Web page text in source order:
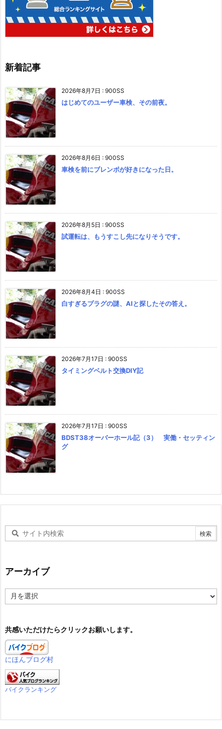
新着記事
2026年8月7日 : 900SS
はじめてのユーザー車検、その前夜。
2026年8月6日 : 900SS
車検を前にブレンボが好きになった日。
2026年8月5日 : 900SS
試運転は、もうすこし先になりそうです。
2026年8月4日 : 900SS
白すぎるプラグの謎、AIと探したその答え。
2026年7月17日 : 900SS
タイミングベルト交換DIY記
2026年7月17日 : 900SS
BDST38オーバーホール記（3） 実働・セッティン
グ
アーカイブ
ー
ブ
共感いただけたらクリックお願いします。
にほんブログ村
バイクランキング